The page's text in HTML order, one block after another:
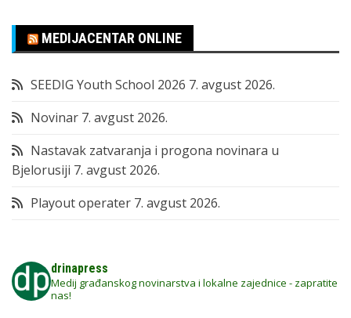
MEDIJACENTAR ONLINE
SEEDIG Youth School 2026 7. avgust 2026.
Novinar 7. avgust 2026.
Nastavak zatvaranja i progona novinara u
Bjelorusiji 7. avgust 2026.
Playout operater 7. avgust 2026.
drinapress
Medij građanskog novinarstva i lokalne zajednice - zapratite
nas!